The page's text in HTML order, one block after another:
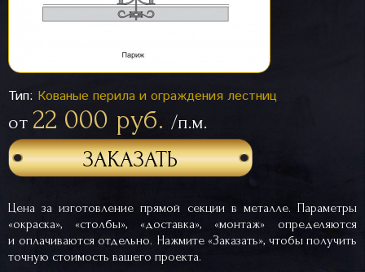
Тип: Кованые перила и ограждения лестниц
от 22 000 руб. /п.м.
ЗАКАЗАТЬ
Цена за изготовление прямой секции в металле. Параметры
«окраска», «столбы», «доставка», «монтаж» определяются
и оплачиваются отдельно. Нажмите «Заказать», чтобы получить
точную стоимость вашего проекта.